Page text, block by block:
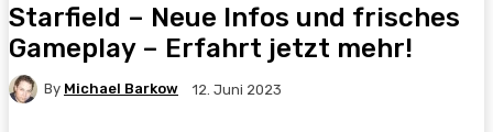
Starfield – Neue Infos und frisches
Gameplay – Erfahrt jetzt mehr!
By Michael Barkow 12. Juni 2023